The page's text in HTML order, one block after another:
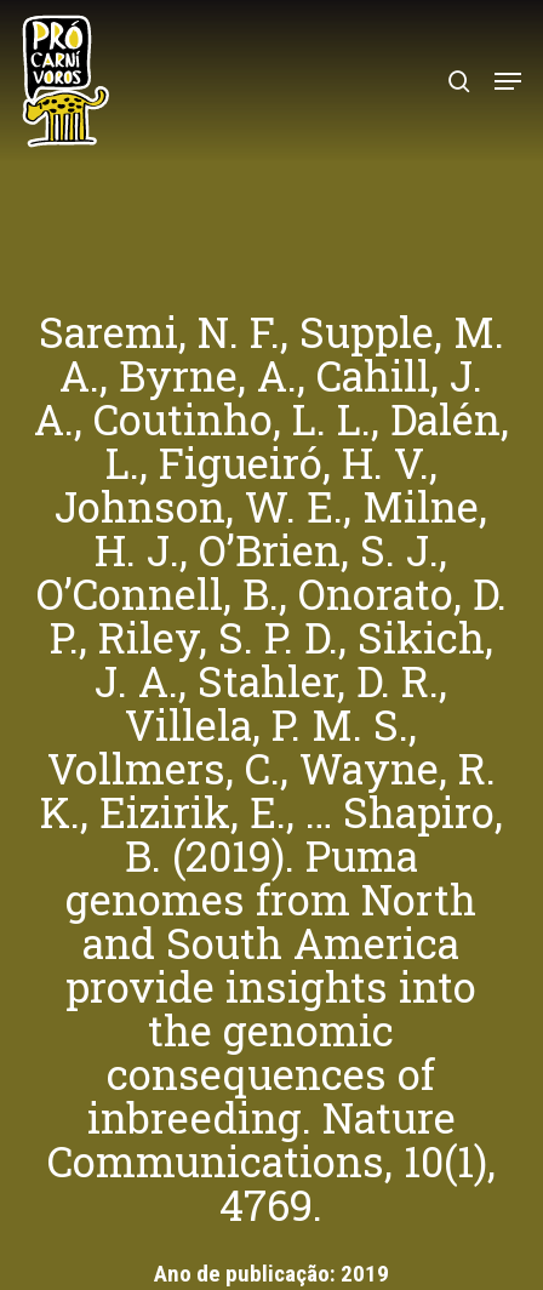
Skip
main
content
Menu
Saremi, N. F., Supple, M.
A., Byrne, A., Cahill, J.
A., Coutinho, L. L., Dalén,
L., Figueiró, H. V.,
Johnson, W. E., Milne,
H. J., O’Brien, S. J.,
O’Connell, B., Onorato, D.
P., Riley, S. P. D., Sikich,
J. A., Stahler, D. R.,
Villela, P. M. S.,
Vollmers, C., Wayne, R.
K., Eizirik, E., … Shapiro,
B. (2019). Puma
genomes from North
and South America
provide insights into
the genomic
consequences of
inbreeding. Nature
Communications, 10(1),
4769.
Ano de publicação: 2019